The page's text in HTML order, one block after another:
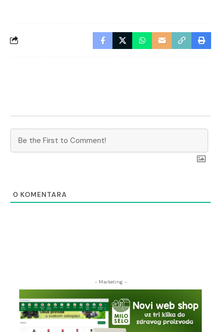
0 KOMENTARA
- Marketing -